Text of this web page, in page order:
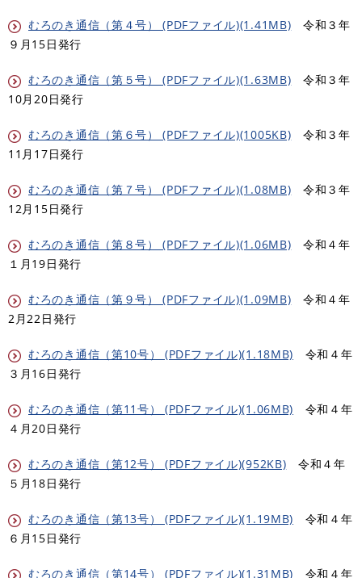
むろのき通信（第４号） (PDFファイル)(1.41MB) 令和３年
９月15日発行
むろのき通信（第５号） (PDFファイル)(1.63MB) 令和３年
10月20日発行
むろのき通信（第６号） (PDFファイル)(1005KB) 令和３年
11月17日発行
むろのき通信（第７号） (PDFファイル)(1.08MB) 令和３年
12月15日発行
むろのき通信（第８号） (PDFファイル)(1.06MB) 令和４年
１月19日発行
むろのき通信（第９号） (PDFファイル)(1.09MB) 令和４年
2月22日発行
むろのき通信（第10号） (PDFファイル)(1.18MB) 令和４年
３月16日発行
むろのき通信（第11号） (PDFファイル)(1.06MB) 令和４年
４月20日発行
むろのき通信（第12号） (PDFファイル)(952KB) 令和４年
５月18日発行
むろのき通信（第13号） (PDFファイル)(1.19MB) 令和４年
６月15日発行
むろのき通信（第14号） (PDFファイル)(1.31MB) 令和４年